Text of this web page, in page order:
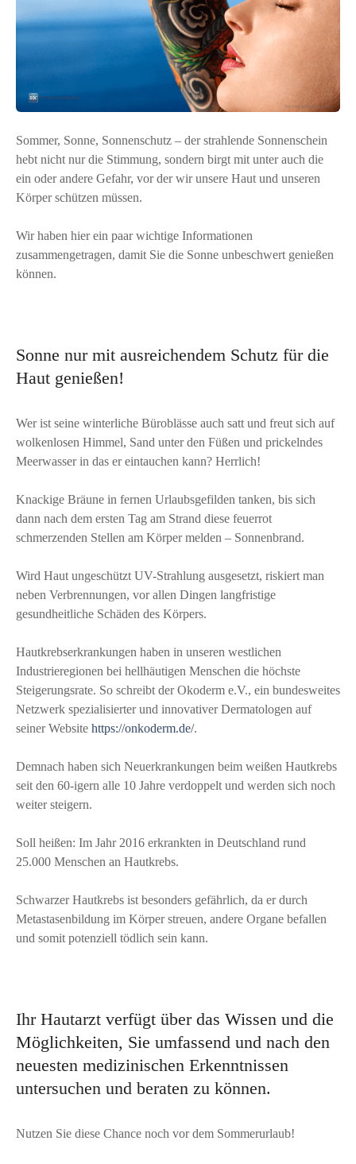
Sommer, Sonne, Sonnenschutz – der strahlende Sonnenschein
hebt nicht nur die Stimmung, sondern birgt mit unter auch die
ein oder andere Gefahr, vor der wir unsere Haut und unseren
Körper schützen müssen.
Wir haben hier ein paar wichtige Informationen
zusammengetragen, damit Sie die Sonne unbeschwert genießen
können.
Sonne nur mit ausreichendem Schutz für die
Haut genießen!
Wer ist seine winterliche Büroblässe auch satt und freut sich auf
wolkenlosen Himmel, Sand unter den Füßen und prickelndes
Meerwasser in das er eintauchen kann? Herrlich!
Knackige Bräune in fernen Urlaubsgefilden tanken, bis sich
dann nach dem ersten Tag am Strand diese feuerrot
schmerzenden Stellen am Körper melden – Sonnenbrand.
Wird Haut ungeschützt UV-Strahlung ausgesetzt, riskiert man
neben Verbrennungen, vor allen Dingen langfristige
gesundheitliche Schäden des Körpers.
Hautkrebserkrankungen haben in unseren westlichen
Industrieregionen bei hellhäutigen Menschen die höchste
Steigerungsrate. So schreibt der Okoderm e.V., ein bundesweites
Netzwerk spezialisierter und innovativer Dermatologen auf
seiner Website https://onkoderm.de/.
Demnach haben sich Neuerkrankungen beim weißen Hautkrebs
seit den 60-igern alle 10 Jahre verdoppelt und werden sich noch
weiter steigern.
Soll heißen: Im Jahr 2016 erkrankten in Deutschland rund
25.000 Menschen an Hautkrebs.
Schwarzer Hautkrebs ist besonders gefährlich, da er durch
Metastasenbildung im Körper streuen, andere Organe befallen
und somit potenziell tödlich sein kann.
Ihr Hautarzt verfügt über das Wissen und die
Möglichkeiten, Sie umfassend und nach den
neuesten medizinischen Erkenntnissen
untersuchen und beraten zu können.
Nutzen Sie diese Chance noch vor dem Sommerurlaub!